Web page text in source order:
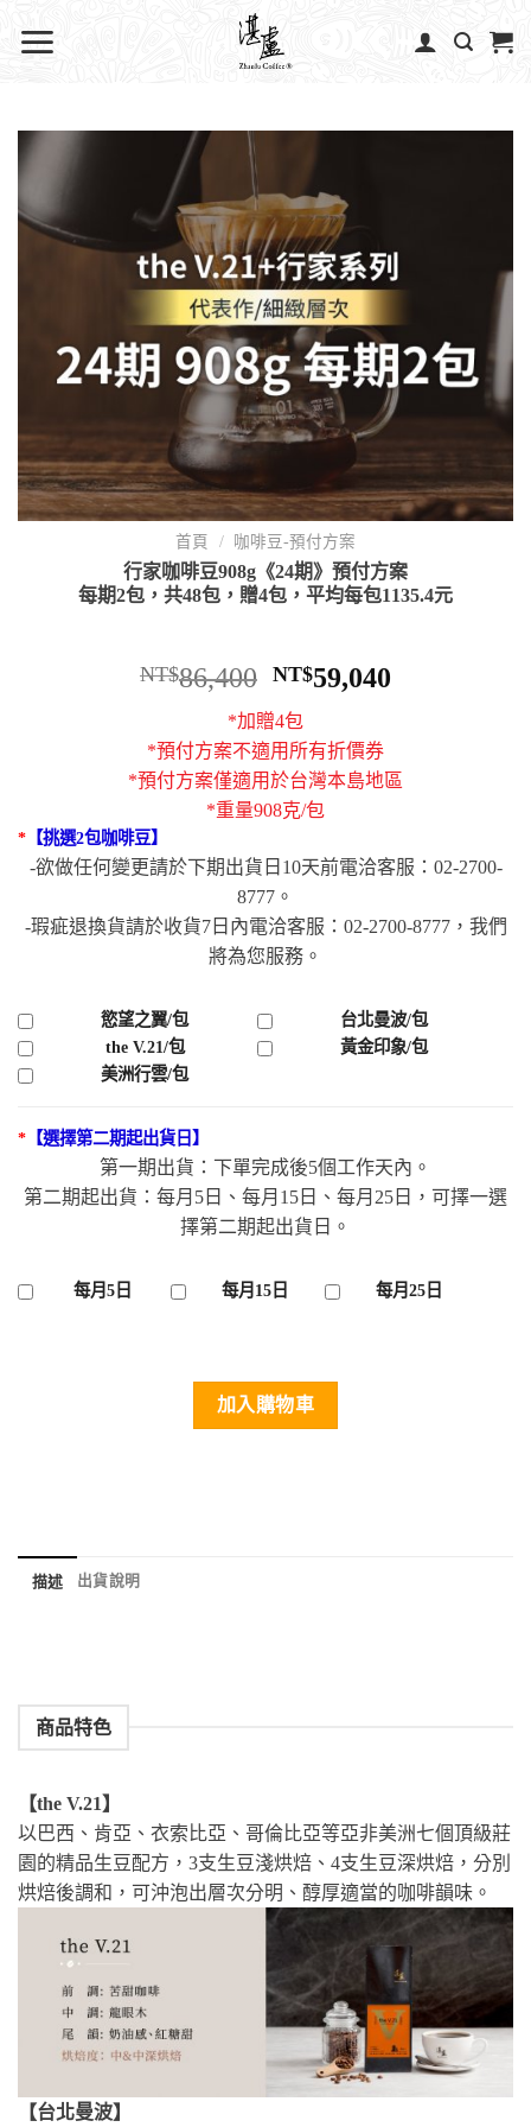
首頁 / 咖啡豆-預付方案
行家咖啡豆908g《24期》預付方案
每期2包，共48包，贈4包，平均每包1135.4元
NT$86,400 NT$59,040
*加贈4包
*預付方案不適用所有折價券
*預付方案僅適用於台灣本島地區
*重量908克/包
* 【挑選2包咖啡豆】
-欲做任何變更請於下期出貨日10天前電洽客服：02-2700-
8777。
-瑕疵退換貨請於收貨7日內電洽客服：02-2700-8777，我們
將為您服務。
慾望之翼/包
台北曼波/包
the V.21/包
黃金印象/包
美洲行雲/包
* 【選擇第二期起出貨日】
第一期出貨：下單完成後5個工作天內。
第二期起出貨：每月5日、每月15日、每月25日，可擇一選
擇第二期起出貨日。
每月5日 每月15日 每月25日
加入購物車
描述 出貨說明
商品特色
【the V.21】
以巴西、肯亞、衣索比亞、哥倫比亞等亞非美洲七個頂級莊
園的精品生豆配方，3支生豆淺烘焙、4支生豆深烘焙，分別
烘焙後調和，可沖泡出層次分明、醇厚適當的咖啡韻味。
【台北曼波】